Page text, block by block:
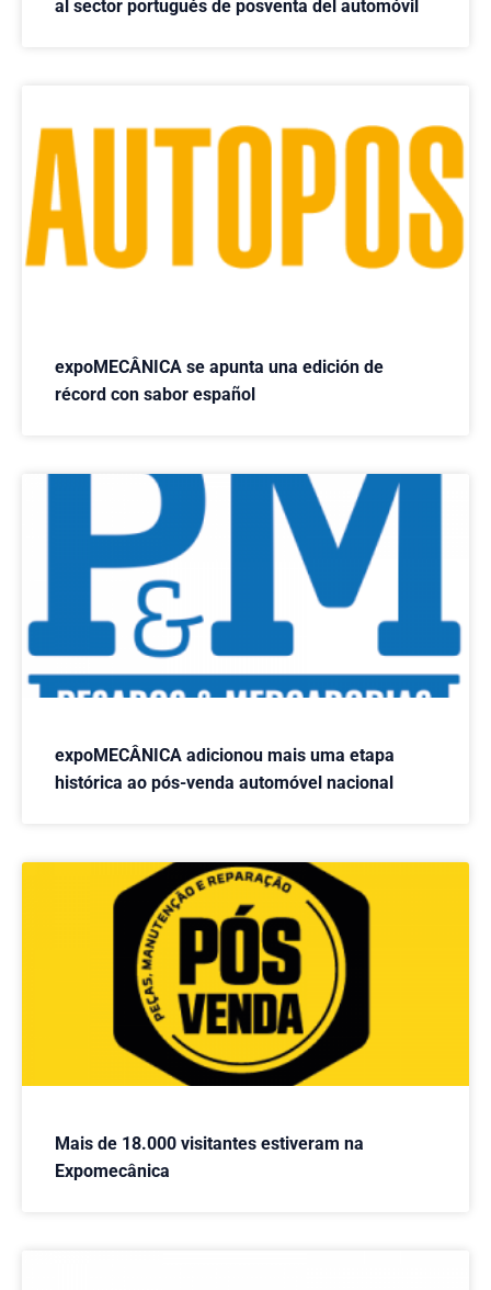
al sector portugués de posventa del automóvil
expoMECÂNICA se apunta una edición de
récord con sabor español
expoMECÂNICA adicionou mais uma etapa
histórica ao pós-venda automóvel nacional
Mais de 18.000 visitantes estiveram na
Expomecânica